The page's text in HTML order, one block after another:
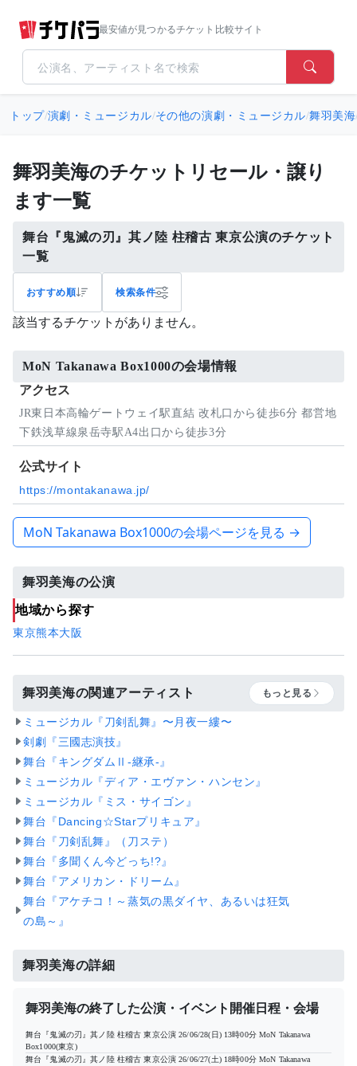
最安値が見つかるチケット比較サイト
トップ/演劇・ミュージカル/その他の演劇・ミュージカル/舞羽美海
舞羽美海のチケットリセール・譲り
ます一覧
舞台『鬼滅の刃』其ノ陸 柱稽古 東京公演のチケット
一覧
おすすめ順 検索条件
該当するチケットがありません。
MoN Takanawa Box1000の会場情報
アクセス
JR東日本高輪ゲートウェイ駅直結 改札口から徒歩6分 都営地
下鉄浅草線泉岳寺駅A4出口から徒歩3分
公式サイト
https://montakanawa.jp/
MoN Takanawa Box1000の会場ページを見る →
舞羽美海の公演
地域から探す
東京熊本大阪
舞羽美海の関連アーティスト もっと見る
ミュージカル『刀剣乱舞』〜月夜一縷〜
剣劇『三國志演技』
舞台『キングダムⅡ-継承-』
ミュージカル『ディア・エヴァン・ハンセン』
ミュージカル『ミス・サイゴン』
舞台『Dancing☆Starプリキュア』
舞台『刀剣乱舞』（刀ステ）
舞台『多聞くん今どっち!?』
舞台『アメリカン・ドリーム』
舞台『アケチコ！～蒸気の黒ダイヤ、あるいは狂気
の島～』
舞羽美海の詳細
舞羽美海の終了した公演・イベント開催日程・会場
舞台『鬼滅の刃』其ノ陸 柱稽古 東京公演 26/06/28(日) 13時00分 MoN Takanawa
Box1000(東京)
舞台『鬼滅の刃』其ノ陸 柱稽古 東京公演 26/06/27(土) 18時00分 MoN Takanawa